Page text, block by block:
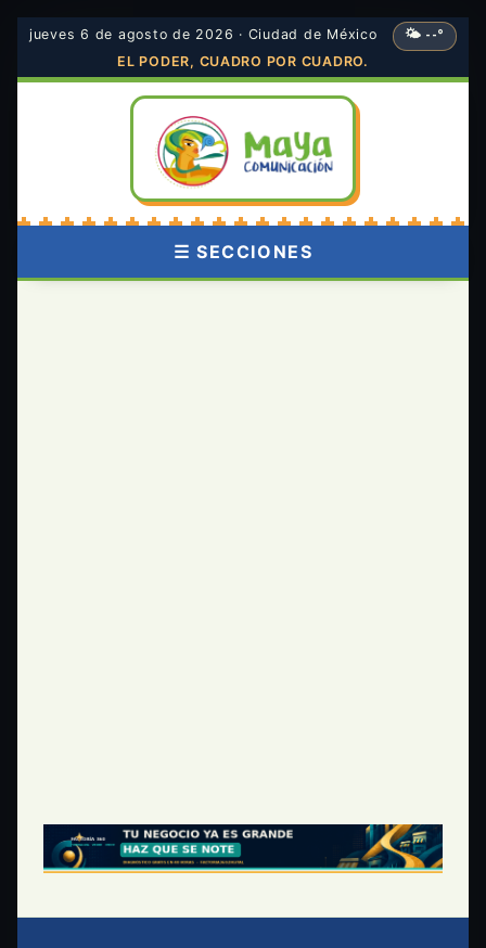
jueves 6 de agosto de 2026 · Ciudad de México 🌤 --°
EL PODER, CUADRO POR CUADRO.
☰ SECCIONES